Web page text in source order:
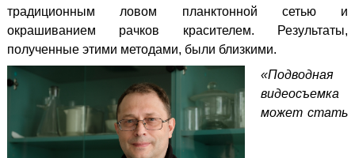
традиционным ловом планктонной сетью и
окрашиванием рачков красителем. Результаты,
полученные этими методами, были близкими.
«Подводная
видеосъемка
может стать